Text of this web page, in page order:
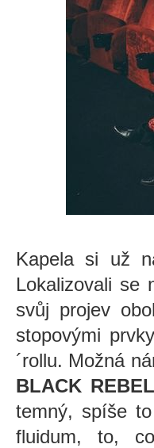
Kapela si už
Lokalizovali se
svůj projev
stopovými
´rollu. Možná
BLACK
temný, spíše
fluidum, to,